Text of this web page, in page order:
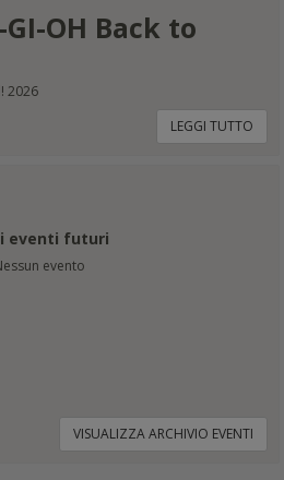
GI-OH Back to
2026
LEGGI TUTTO
eventi futuri
evento
VISUALIZZA ARCHIVIO EVENTI